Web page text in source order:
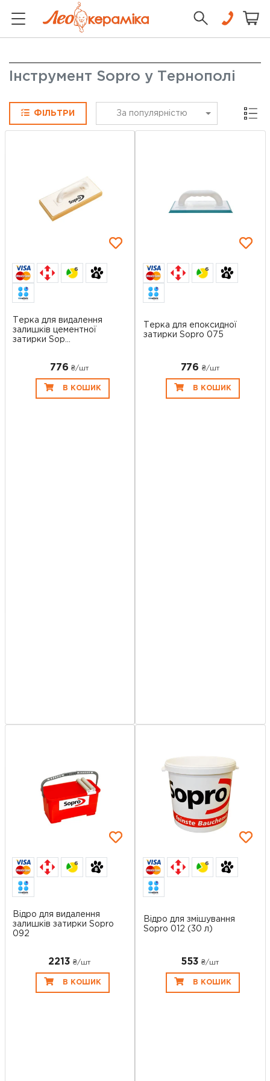
Інструмент Sopro у Тернополі
ФІЛЬТРИ За популярністю Сітка
6
Терка для видалення
залишків цементної
затирки Sop...
776 ₴/шт
В КОШИК
6
Терка для епоксидної
затирки Sopro 075
776 ₴/шт
В КОШИК
6
Відро для видалення
залишків затирки Sopro
092
2213 ₴/шт
В КОШИК
6
Відро для змішування
Sopro 012 (30 л)
553 ₴/шт
В КОШИК